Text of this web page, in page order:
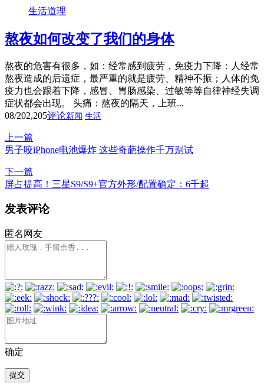
生活道理
熬夜如何改变了我们的身体
熬夜的危害有很多，如：经常感到疲劳，免疫力下降：人经常
熬夜造成的后遗症，最严重的就是疲劳、精神不振；人体的免
疫力也会跟着下降，感冒、胃肠感染、过敏等等自律神经失调
症状都会出现。 头痛：熬夜的隔天，上班...
08/202,205评论新闻 生活
上一篇
男子咬iPhone电池爆炸 这些奇葩操作千万别试
下一篇
屏占提高！三星S9/S9+官方外形/配置确定：6千起
发表评论
匿名网友
确定
提交